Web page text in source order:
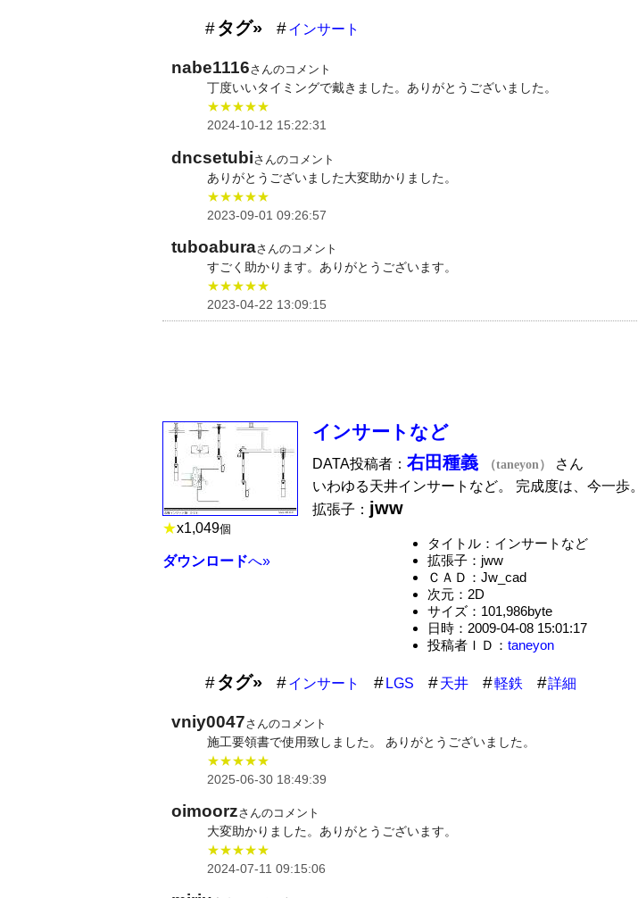
タグ» インサート
nabe1116さんのコメント
丁度いいタイミングで戴きました。ありがとうございました。
★★★★★
2024-10-12 15:22:31
dncsetubiさんのコメント
ありがとうございました大変助かりました。
★★★★★
2023-09-01 09:26:57
tuboaburaさんのコメント
すごく助かります。ありがとうございます。
★★★★★
2023-04-22 13:09:15
★x1,049個
ダウンロードへ»
インサートなど
DATA投稿者： 右田種義 （taneyon）
さん
いわゆる天井インサートなど。 完成度は、今一歩。
拡張子： jww
タイトル：インサートなど
拡張子：jww
ＣＡＤ：Jw_cad
次元：2D
サイズ：101,986byte
日時：2009-04-08 15:01:17
投稿者ＩＤ： taneyon
タグ» インサート LGS 天井 軽鉄 詳細
vniy0047さんのコメント
施工要領書で使用致しました。 ありがとうございました。
★★★★★
2025-06-30 18:49:39
oimoorzさんのコメント
大変助かりました。ありがとうございます。
★★★★★
2024-07-11 09:15:06